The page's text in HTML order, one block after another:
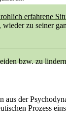
erfahrene
zu seiner
bzw. zu
aus der
Prozess